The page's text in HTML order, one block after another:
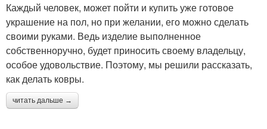
Каждый человек, может пойти и купить уже готовое
украшение на пол, но при желании, его можно сделать
своими руками. Ведь изделие выполненное
собственноручно, будет приносить своему владельцу,
особое удовольствие. Поэтому, мы решили рассказать,
как делать ковры.
читать дальше →